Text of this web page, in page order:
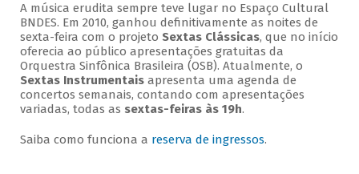
A música erudita sempre teve lugar no Espaço Cultural
BNDES. Em 2010, ganhou definitivamente as noites de
sexta-feira com o projeto Sextas Clássicas, que no início
oferecia ao público apresentações gratuitas da
Orquestra Sinfônica Brasileira (OSB). Atualmente, o
Sextas Instrumentaisapresenta uma agenda de
concertos semanais, contando com apresentações
variadas, todas as sextas-feiras às 19h.
Saiba como funciona a reserva de ingressos.